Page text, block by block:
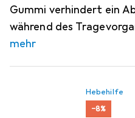
Gummi verhindert ein
während des
mehr
Hebehilfe
−8%